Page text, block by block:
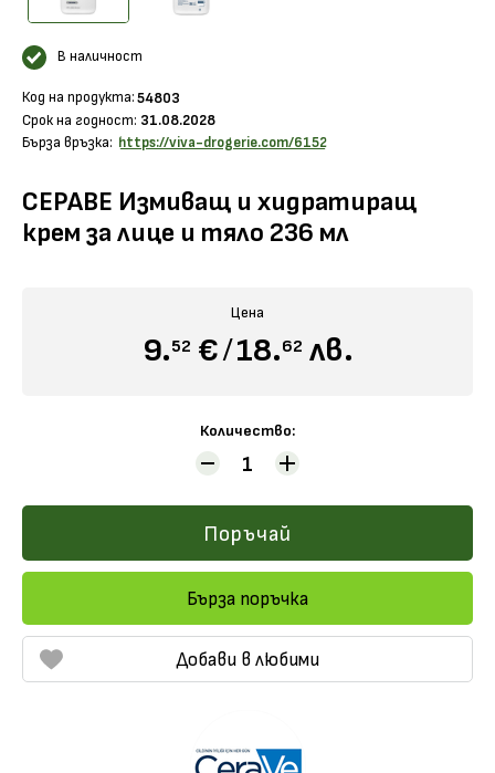
В наличност
Код на продукта:54803
Срок на годност: 31.08.2028
Бърза връзка: https://viva-drogerie.com/6152
СЕРАВЕ Измиващ и хидратиращ
крем за лице и тяло 236 мл
Научи повече
Цена
9.52 €/18.62 лв.
Количество:
Поръчай
Бърза поръчка
Добави в любими